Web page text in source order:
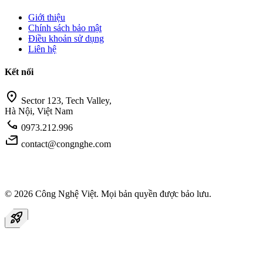
Giới thiệu
Chính sách bảo mật
Điều khoản sử dụng
Liên hệ
Kết nối
location_on Sector 123, Tech Valley,
Hà Nội, Việt Nam
call 0973.212.996
mail contact@congnghe.com
© 2026 Công Nghệ Việt. Mọi bản quyền được bảo lưu.
rocket_launch